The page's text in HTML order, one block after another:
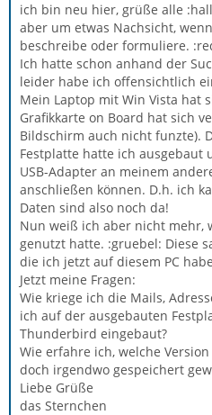
ich bin neu hier, grüße alle
aber um etwas Nachsicht,
beschreibe oder formuliere.
Ich hatte schon anhand der
leider habe ich offensichtlich
Mein Laptop mit Win Vista hat
Grafikkarte on Board hat sich
Bildschirm auch nicht funzte).
Festplatte hatte ich ausgebaut
USB-Adapter an meinem
anschließen können. D.h. ich
Daten sind also noch da!
Nun weiß ich aber nicht mehr,
genutzt hatte. :gruebel: Diese
die ich jetzt auf diesem PC
Jetzt meine Fragen:
Wie kriege ich die Mails,
ich auf der ausgebauten
Thunderbird eingebaut?
Wie erfahre ich, welche
doch irgendwo gespeichert
Liebe Grüße
das Sternchen